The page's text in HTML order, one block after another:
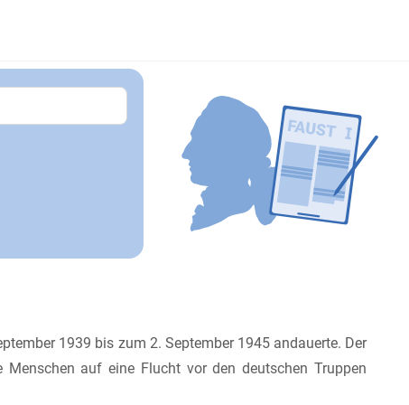
1939 bis zum 2. September 1945 andauerte. Der
auf eine Flucht vor den deutschen Truppen